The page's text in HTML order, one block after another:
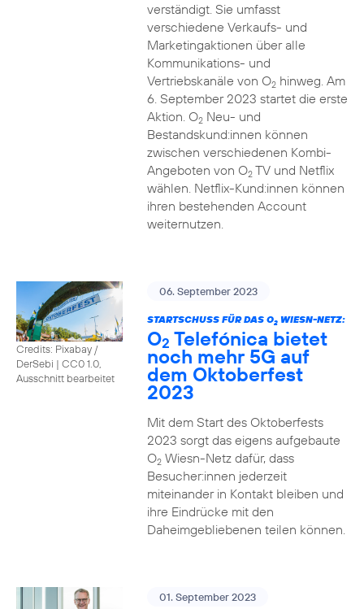
verständigt. Sie umfasst
verschiedene Verkaufs- und
Marketingaktionen über alle
Kommunikations- und
Vertriebskanäle von O2hinweg. Am
6. September 2023 startet die erste
Aktion. O2Neu- und
Bestandskund:innen können
zwischen verschiedenen Kombi-
Angeboten von O2TV und Netflix
wählen. Netflix-Kund:innen können
ihren bestehenden Account
weiternutzen.
Credits: Pixabay /
DerSebi | CC0 1.0,
Ausschnitt bearbeitet
06. September 2023
STARTSCHUSS FÜR DAS O2WIESN-NETZ:
O2 Telefónica bietet
noch mehr 5G auf
dem Oktoberfest
2023
Mit dem Start des Oktoberfests
2023 sorgt das eigens aufgebaute
O2Wiesn-Netz dafür, dass
Besucher:innen jederzeit
miteinander in Kontakt bleiben und
ihre Eindrücke mit den
Daheimgebliebenen teilen können.
01. September 2023